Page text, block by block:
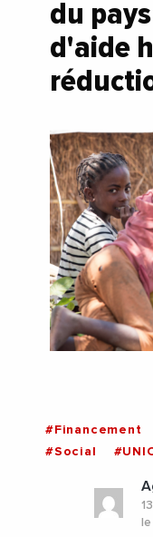
du
d'aide
#Financement
#Social